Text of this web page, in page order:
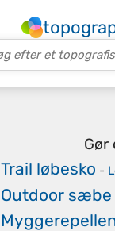
Trail løbesko -
Outdoor sæbe